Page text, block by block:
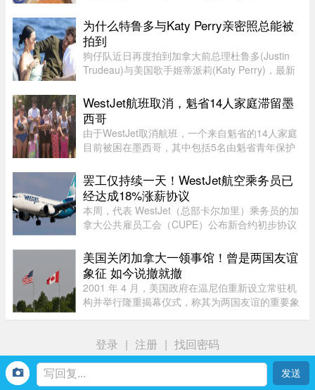
Maki Zushi，已于7月30日结束营业。Maki Zushi
经营15年后因租金上涨于7月30 ...
为什么特鲁多与Katy Perry亲密照总能被
拍到
狗仔队近日再度拍到加拿大前总理杜鲁多(Justin
Trudeau)与美国歌手姬蒂派莉(Katy Perry)，最新
动和拥吻，举止形影不离，再度成为娱乐媒体焦
点，也成功吸引美国参议员的 ...
WestJet航班取消，魁省14人家庭滞留墨
西哥
由于WestJet取消航班，一个来自魁省的14人家庭
目前被困在墨西哥，其中包括5名由魁省青年保护
Josée Pelletier表示，一家人原定周一返程，却在
起飞前数小时收到航班取消 ...
罢工仅持续一天！WestJet航空乘务员已
经达成18%涨薪协议
本周，代表 WestJet（总部卡尔加里）乘务员的加
拿大公共雇员工会（CUPE）公布新合约初步协议
时段津贴"，地面工作也获补偿；休息时间增加；
餐食和制服津贴上调；其他一系 ...
美国关闭加拿大一领事馆！曾是两国友谊
象征 如今说撤就撤
2001 年 4 月，美国政府在温尼伯重新设立常驻机
构并举行隆重揭幕仪式，称其为两国友谊的重要象
示：“这不仅体现了美国政 ...
登录 | 注册 | 找回密码
首页 生活